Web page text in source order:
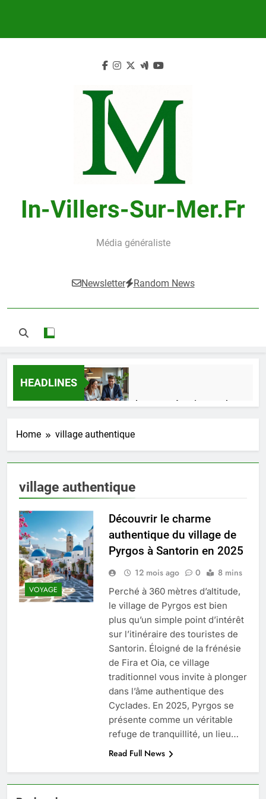
In-Villers-Sur-Mer.fr
Média généraliste
Newsletter Random News
HEADLINES
Guide complet pour réussir un achat
1 Semaine Ago
impact dans le domaine médical
4 Mois Ago
Quel est le salaire de Myriam Seurat en
2025 ?
4 Mois Ago
Okrami : comprendre ses
fonctionnalités clés et avantages
4 Mois Ago
Découvrez notre test d’orientation
gratuit spécialement conçu pour
collégiens et lycéens
4 Mois Ago
Liste complète des marques
rezoactif.com à connaître en 2025
4 Mois Ago
Home village authentique
village authentique
VOYAGE
Découvrir le charme
authentique du village de
Pyrgos à Santorin en 2025
12 mois ago 0 8 mins
Perché à 360 mètres d’altitude,
le village de Pyrgos est bien
plus qu’un simple point d’intérêt
sur l’itinéraire des touristes de
Santorin. Éloigné de la frénésie
de Fira et Oia, ce village
traditionnel vous invite à plonger
dans l’âme authentique des
Cyclades. En 2025, Pyrgos se
présente comme un véritable
refuge de tranquillité, un lieu…
Read Full News